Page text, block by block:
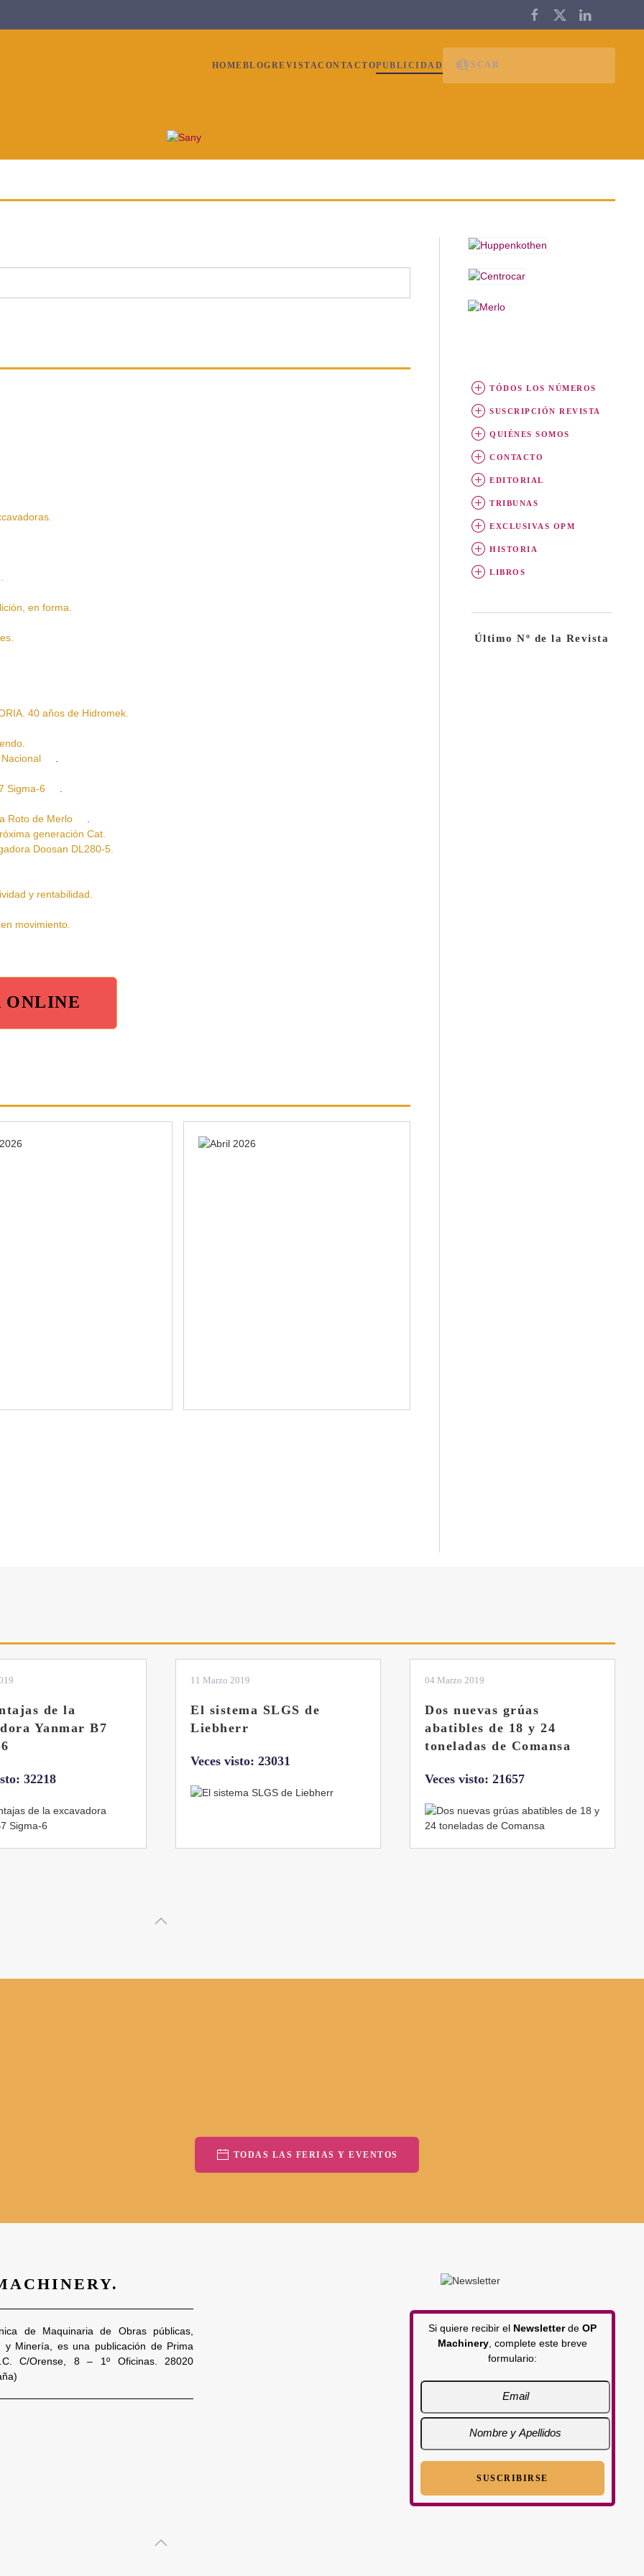
HOMEBLOGREVISTACONTACTOPUBLICIDAD
en forma.
40 años de Hidromek.
Sigma-6
Roto de Merlo
generación Cat.
Doosan DL280-5.
y rentabilidad.
movimiento.
ONLINE
TÓDOS LOS NÚMEROS
SUSCRIPCIÓN REVISTA
QUIÉNES SOMOS
CONTACTO
EDITORIAL
TRIBUNAS
EXCLUSIVAS OPM
HISTORIA
LIBROS
Último Nº de la Revista
de la
Yanmar B7
32218
11 Marzo 2019
El sistema SLGS de
Liebherr
Veces visto: 23031
04 Marzo 2019
Dos nuevas grúas
abatibles de 18 y 24
toneladas de Comansa
Veces visto: 21657
TODAS LAS FERIAS Y EVENTOS
de Maquinaria de Obras públicas,
y Minería, es una publicación de Prima
C/Orense, 8 – 1º Oficinas. 28020
Si quiere recibir el Newsletterde OP
Machinery , complete este breve
formulario: